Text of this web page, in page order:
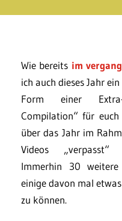
Wie bereits im
ich auch dieses Jahr
Form einer
Compilation“ für
über das Jahr im
Videos „verpasst“
Immerhin 30
einige davon mal
zu können.